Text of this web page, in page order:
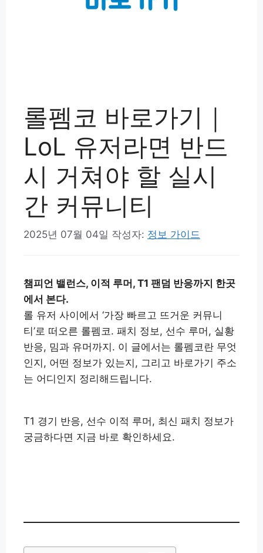
롤펨코 바로가기｜
LoL 유저라면 반드
시 거쳐야 할 실시
간 커뮤니티
2025년 07월 04일 작성자: 정보 가이드
챔피언 밸런스, 이적 루머, T1 팬덤 반응까지 한곳
에서 본다.
롤 유저 사이에서 ‘가장 빠르고 뜨거운 커뮤니
티’로 떠오른 롤펨코. 패치 정보, 선수 루머, 실황
반응, 밈과 유머까지. 이 글에서는 롤펨코란 무엇
인지, 어떤 정보가 있는지, 그리고 바로가기 주소
는 어디인지 정리해드립니다.
T1 경기 반응, 선수 이적 루머, 최신 패치 정보가
궁금하다면 지금 바로 확인하세요.